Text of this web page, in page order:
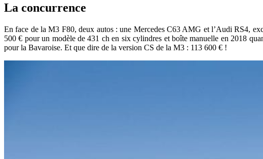
La concurrence
En face de la M3 F80, deux autos : une Mercedes C63 AMG et l’Audi RS4,
500 € pour un modèle de 431 ch en six cylindres et boîte manuelle en 2018
pour la Bavaroise. Et que dire de la version CS de la M3 : 113 600 € !